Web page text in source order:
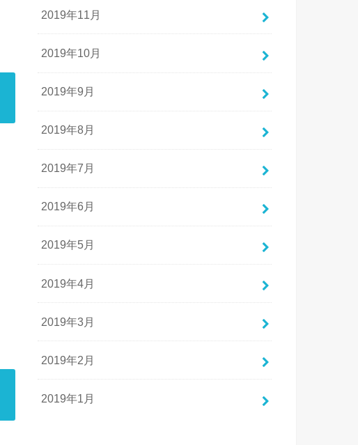
2019年11月
2019年10月
2019年9月
2019年8月
2019年7月
2019年6月
2019年5月
2019年4月
2019年3月
2019年2月
2019年1月